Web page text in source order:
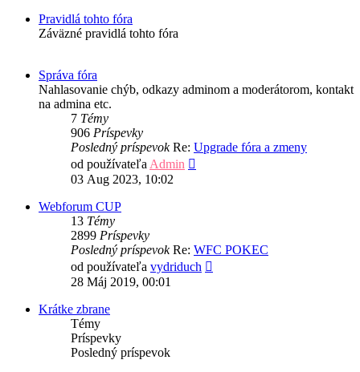
Pravidlá tohto fóra
Záväzné pravidlá tohto fóra
Správa fóra
Nahlasovanie chýb, odkazy adminom a moderátorom, kontakt
na admina etc.
7 Témy
906 Príspevky
Posledný príspevokRe: Upgrade fóra a zmeny
od používateľaAdmin
03 Aug 2023, 10:02
Webforum CUP
13 Témy
2899 Príspevky
Posledný príspevokRe: WFC POKEC
od používateľa vydriduch
28 Máj 2019, 00:01
Krátke zbrane
Témy
Príspevky
Posledný príspevok